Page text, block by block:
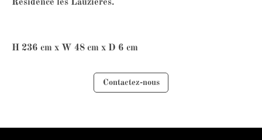
Residence les Lauzieres.
H 236 cm x W 48 cm x D 6 cm
Contactez-nous